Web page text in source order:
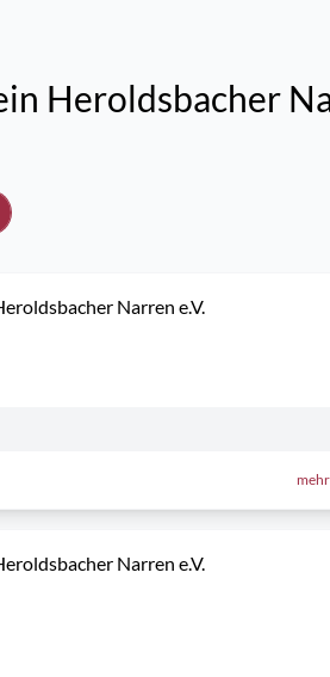
Heroldsbacher
Narren e.V.
Narren e.V.